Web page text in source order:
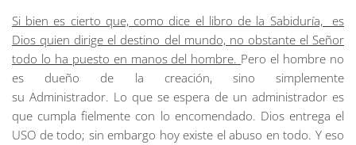
Si bien es cierto que, como dice el libro de la Sabiduría, es
Dios quien dirige el destino del mundo, no obstante el Señor
todo lo ha puesto en manos del hombre. Pero el hombre no
es dueño de la creación, sino simplemente
su Administrador. Lo que se espera de un administrador es
que cumpla fielmente con lo encomendado. Dios entrega el
USO de todo; sin embargo hoy existe el abuso en todo. Y eso